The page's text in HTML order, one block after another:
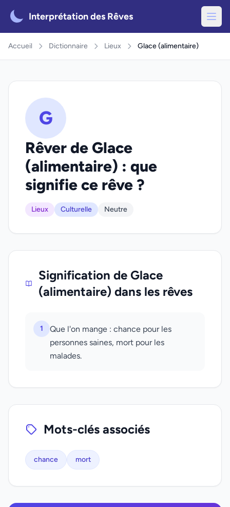
Interprétation des Rêves
Accueil Dictionnaire Lieux Glace (alimentaire)
G
Rêver de Glace
(alimentaire) : que
signifie ce rêve ?
Lieux Culturelle Neutre
Signification de Glace
(alimentaire) dans les rêves
1
Que l'on mange : chance pour les
personnes saines, mort pour les
malades.
Mots-clés associés
chance mort